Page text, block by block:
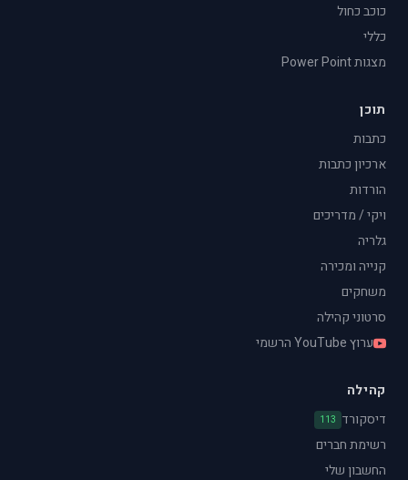
כוכב כחול
כללי
מצגות Power Point
תוכן
כתבות
ארכיון כתבות
הורדות
ויקי / מדריכים
גלריה
קנייה ומכירה
משחקים
סרטוני קהילה
ערוץ YouTube הרשמי
קהילה
דיסקורד 113
רשימת חברים
החשבון שלי